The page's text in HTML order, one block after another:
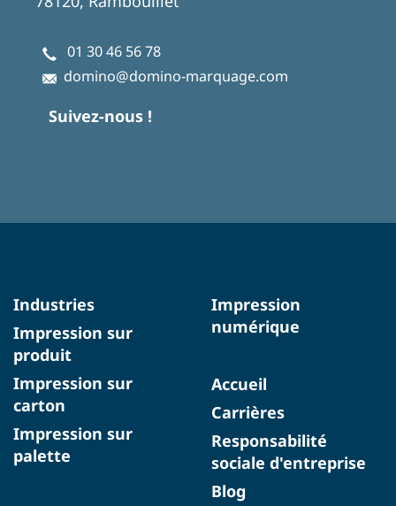
01 30 46 56 78
domino@domino-marquage.com
Suivez-nous !
Industries
Impression sur
produit
Impression sur
carton
Impression sur
palette
Impression
numérique
Accueil
Carrières
Responsabilité
sociale d'entreprise
Blog